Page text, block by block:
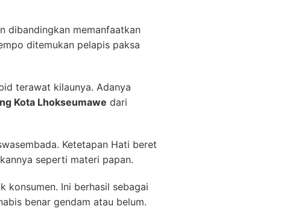
dibandingkan memanfaatkan
ditemukan pelapis paksa
terawat kilaunya. Adanya
Kota Lhokseumawe dari
Ketetapan Hati beret
seperti materi papan.
konsumen. Ini berhasil sebagai
benar gendam atau belum.